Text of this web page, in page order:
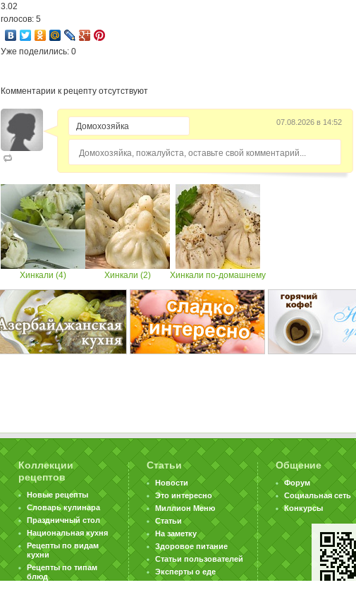
3.02
голосов: 5
Уже поделились: 0
Комментарии к рецепту отсутствуют
07.08.2026 в 14:52
Домохозяйка, пожалуйста, оставьте свой комментарий...
Хинкали (4) Хинкали (2) Хинкали по-домашнему
Коллекции
рецептов
Новые рецепты
Словарь кулинара
Праздничный стол
Национальная кухня
Рецепты по видам
кухни
Рецепты по типам
блюд
Статьи
Новости
Это интересно
Миллион Меню
Статьи
На заметку
Здоровое питание
Статьи пользователей
Эксперты о еде
Общение
Форум
Социальная сеть
Конкурсы